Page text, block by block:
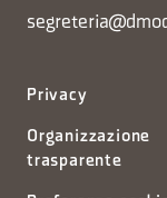
Privacy
Organizzazione
trasparente